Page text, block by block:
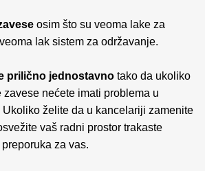
osim što su veoma lake za
lak sistem za održavanje.
prilično jednostavno tako da ukoliko
nećete imati problema u
Ukoliko želite da u kancelariji zamenite
vaš radni prostor trakaste
za vas.